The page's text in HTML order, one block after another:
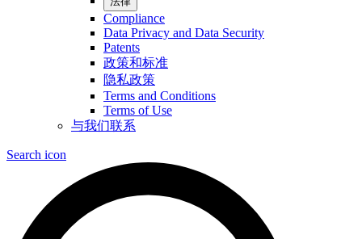
Compliance
Data Privacy and Data Security
Patents
政策和标准
隐私政策
Terms and Conditions
Terms of Use
与我们联系
Search icon